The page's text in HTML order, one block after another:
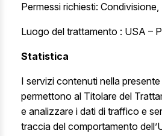
Permessi richiesti:
Luogo del trattamento : USA –
Statistica
I servizi contenuti nella
permettono al Titolare del
e analizzare i dati di traffico e
traccia del comportamento